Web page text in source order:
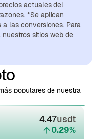
actuales del
*Se aplican
las conversiones. Para
sitios web de
populares de nuestra
4.47usdt
0.29%